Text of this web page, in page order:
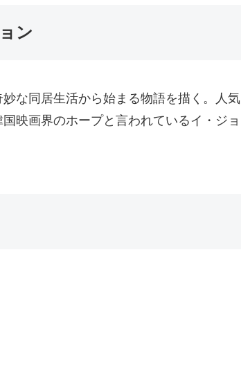
ン
な同居生活から始まる物語を描く。人気
映画界のホープと言われているイ・ジョ